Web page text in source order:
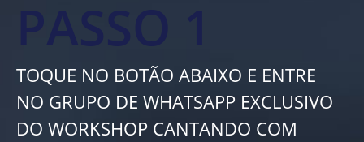
TOQUE NO BOTÃO ABAIXO E ENTRE
NO GRUPO DE WHATSAPP EXCLUSIVO
DO WORKSHOP CANTANDO COM